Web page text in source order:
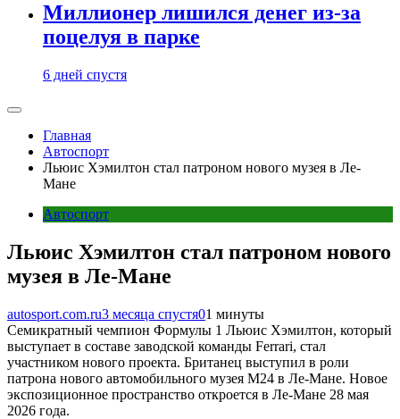
Миллионер лишился денег из-за
поцелуя в парке
6 дней спустя
Главная
Автоспорт
Льюис Хэмилтон стал патроном нового музея в Ле-
Мане
Автоспорт
Льюис Хэмилтон стал патроном нового
музея в Ле-Мане
autosport.com.ru3 месяца спустя01 минуты
Семикратный чемпион Формулы 1 Льюис Хэмилтон, который
выступает в составе заводской команды Ferrari, стал
участником нового проекта. Британец выступил в роли
патрона нового автомобильного музея M24 в Ле-Мане. Новое
экспозиционное пространство откроется в Ле-Мане 28 мая
2026 года.